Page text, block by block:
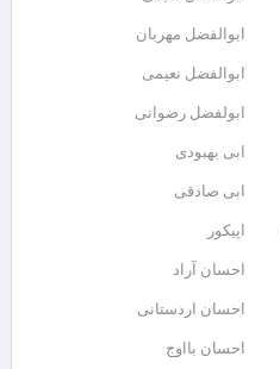
ابوالفضل مهربان
ابوالفضل نعیمی
ابولفضل رضوانی
ابی بهبودی
ابی صادقی
اپیکور
احسان آراد
احسان اردستانی
احسان بااوج